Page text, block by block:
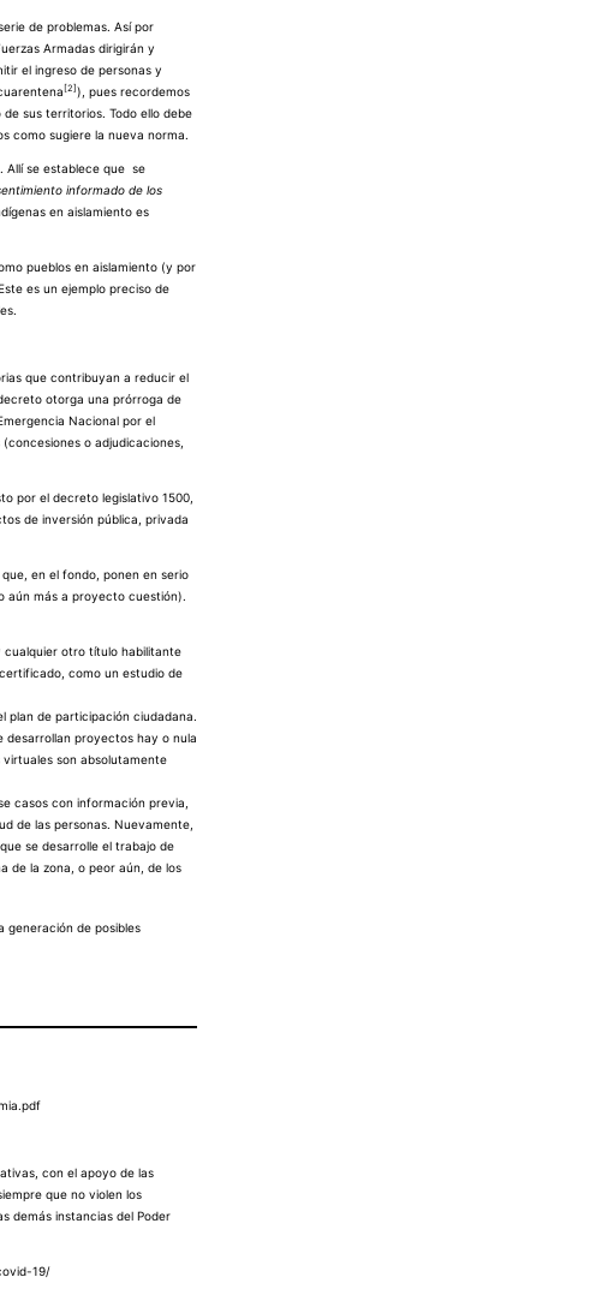
de problemas. Así por
Armadas dirigirán y
el ingreso de personas y
[2] ), pues recordemos
sus territorios. Todo ello debe
como sugiere la nueva norma.
Allí se establece que se
informado de los
en aislamiento es
pueblos en aislamiento (y por
es un ejemplo preciso de
que contribuyan a reducir el
otorga una prórroga de
Nacional por el
o adjudicaciones,
por el decreto legislativo 1500,
de inversión pública, privada
en el fondo, ponen en serio
aún más a proyecto cuestión).
cualquier otro título habilitante
como un estudio de
plan de participación ciudadana.
desarrollan proyectos hay o nula
son absolutamente
casos con información previa,
de las personas. Nuevamente,
se desarrolle el trabajo de
de la zona, o peor aún, de los
generación de posibles
con el apoyo de las
que no violen los
demás instancias del Poder
19/